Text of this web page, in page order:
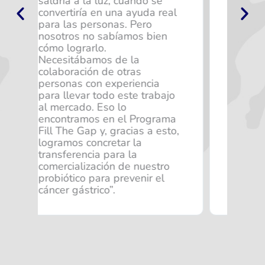
mercado y, desde entonces
hemos logrado un muy buen
trabajo de colaboración. En
un inicio facilitó el proceso de
mediación con la OTL de la
universidad para lograr el
licenciamiento y también con
el profesor inventor de la
tecnología, que logró
visualizar el impacto de la
transferencia”.